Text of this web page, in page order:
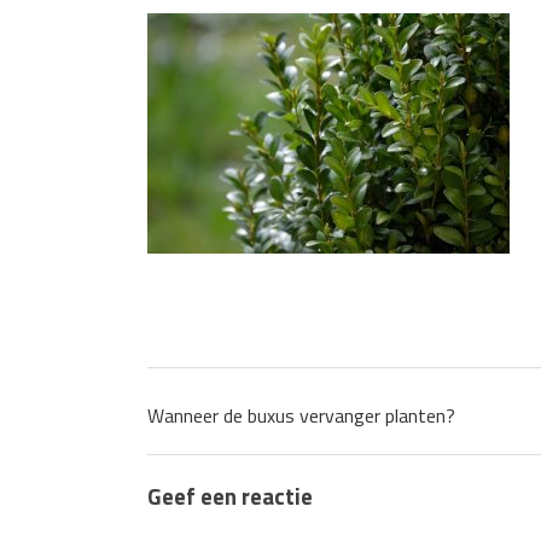
Waarom technische eisen de
functionele ruimtes
Nieuwe kozijnen als onderdeel
wat de overgang technisch
Wanneer de buxus vervanger planten?
Geef een reactie